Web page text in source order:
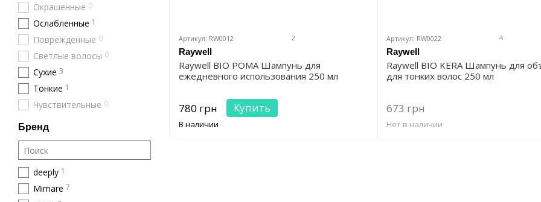
Артикул: RW0012 2
Raywell
Raywell BIO POMA Шампунь для
ежедневного использования 250 мл
780 грн Купить
В наличии
Артикул: RW0022 4
Raywell
Raywell BIO KERA Шампунь для
для тонких волос 250 мл
673 грн
Нет в наличии
Окрашенные 0
Ослабленные 1
Поврежденные 0
Светлые волосы 0
Сухие 3
Тонкие 1
Чувствительные 0
Бренд
deeply 1
Mimare 7